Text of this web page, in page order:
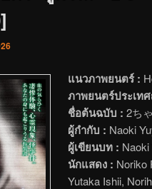
แนวภาพยนตร์ :
ภาพยนตร์ประเท
ชื่อต้นฉบับ : 2ち
ผู้กำกับ : Naoki
ผู้เขียนบท :
นักแสดง : Noriko
Yutaka Ishii,